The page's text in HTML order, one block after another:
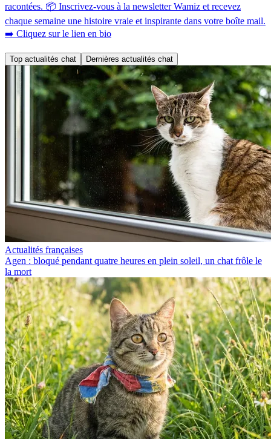
racontées. 📦 Inscrivez-vous à la newsletter Wamiz et recevez
chaque semaine une histoire vraie et inspirante dans votre boîte mail.
➡️ Cliquez sur le lien en bio
Top actualités chat Dernières actualités chat
Actualités françaises
Agen : bloqué pendant quatre heures en plein soleil, un chat frôle le
la mort